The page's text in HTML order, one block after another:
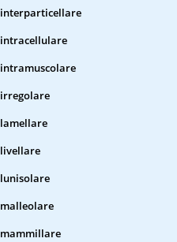
interparticellare
intracellulare
intramuscolare
irregolare
lamellare
livellare
lunisolare
malleolare
mammillare